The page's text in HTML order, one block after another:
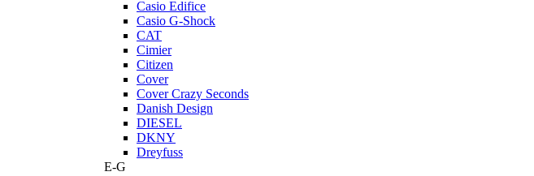
Casio Edifice
Casio G-Shock
CAT
Cimier
Citizen
Cover
Cover Crazy Seconds
Danish Design
DIESEL
DKNY
Dreyfuss
E-G